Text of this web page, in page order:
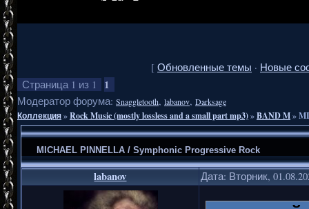
[ Обновленные темы · Новые
Страница 1 из 1 1
Модератор форума: Snaggletooth, labanov, Darksage
Коллекция»Rock Music (mostly lossless and a small part mp3)»BAND M»
MICHAEL PINNELLA / Symphonic Progressive Rock
labanov Дата: Вторник,